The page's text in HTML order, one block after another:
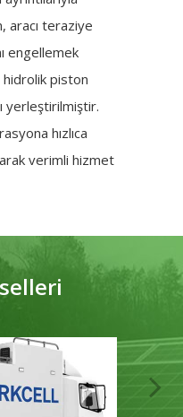
aracı teraziye
engellemek
hidrolik piston
yerleştirilmiştir.
hızlıca
verimli hizmet